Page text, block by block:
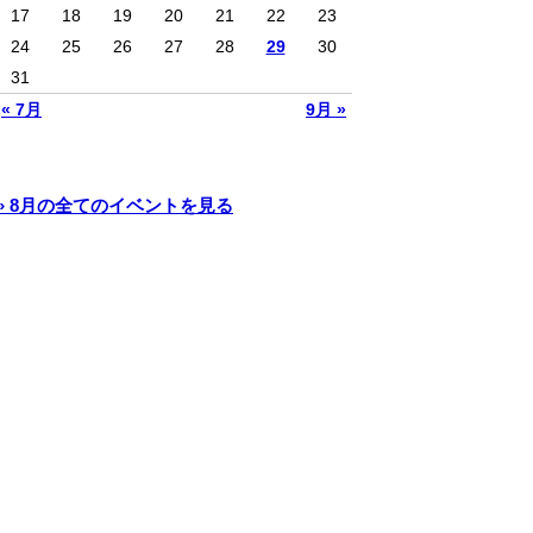
« 7月 9月 »
17 18 19 20 21 22
23
24
25 26 27 28 29
30
31
8月の全てのイベントを見る